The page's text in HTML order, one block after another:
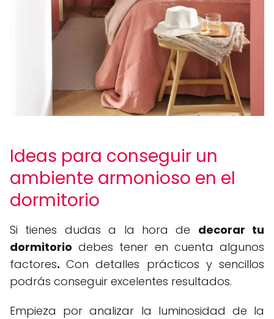
Ideas para conseguir un
ambiente armonioso en el
dormitorio
Si tienes dudas a la hora de decorar tu
dormitorio debes tener en cuenta algunos
factores.Con detalles prácticos y sencillos
podrás conseguir excelentes resultados.
Empieza por analizar la luminosidad de la